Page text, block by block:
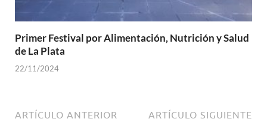
Primer Festival por Alimentación, Nutrición y Salud
de La Plata
22/11/2024
ARTÍCULO ANTERIOR ARTÍCULO SIGUIENTE